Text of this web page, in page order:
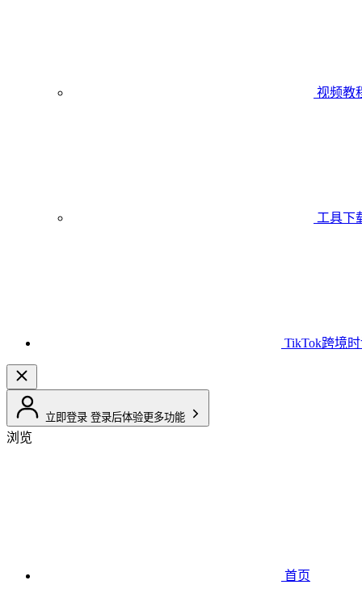
视频教
工具下
TikTok跨境
立即登录 登录后体验更多功能
浏览
首页